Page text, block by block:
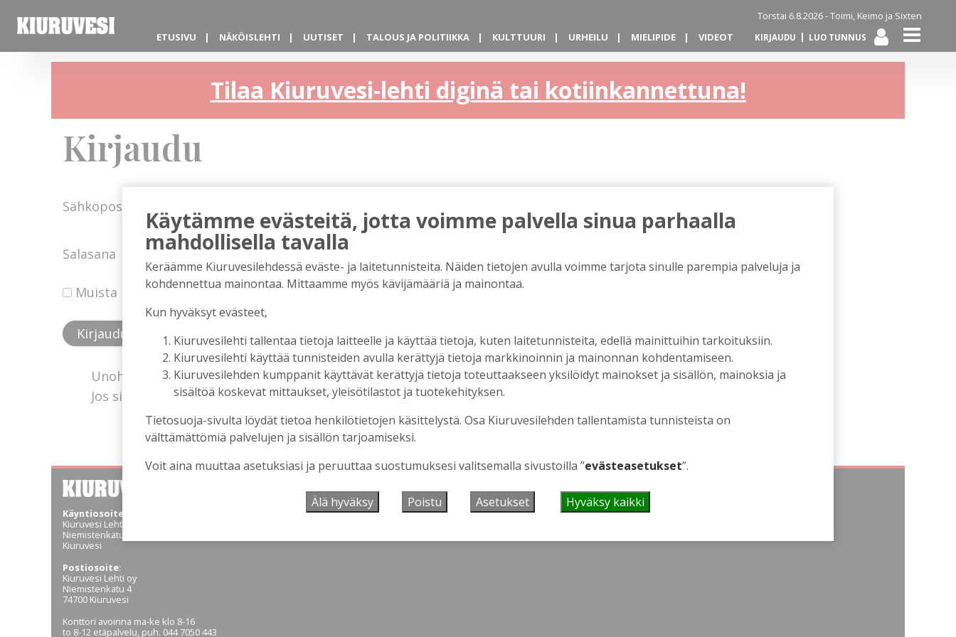
Torstai 6.8.2026 -Toimi, Keimo ja Sixten
ETUSIVU
NÄKÖISLEHTI UUTISET TALOUS JA POLITIIKKA KULTTUURI URHEILU MIELIPIDE VIDEOT KIRJAUDU LUO TUNNUS
Tilaa Kiuruvesi-lehti diginä tai kotiinkannettuna!
Kirjaudu
Sähköposti
Salasana
Muista minut
Unohtuiko salasana?
Jos sinulla ei ole vielä tunnusta, hanki se tästä.
Käyntiosoite
Kiuruvesi Lehti oy
Niemistenkatu 4
Kiuruvesi
Postiosoite:
Kiuruvesi Lehti oy
Niemistenkatu 4
74700 Kiuruvesi
Konttori avoinna ma-ke klo 8-16
to 8-12 etäpalvelu, puh. 044 7050 443
Käytämme evästeitä, jotta voimme palvella sinua parhaalla
mahdollisella tavalla
Keräämme Kiuruvesilehdessä eväste- ja laitetunnisteita. Näiden tietojen avulla voimme tarjota sinulle parempia palveluja ja
kohdennettua mainontaa. Mittaamme myös kävijämääriä ja mainontaa.
Kun hyväksyt evästeet,
Kiuruvesilehti tallentaa tietoja laitteelle ja käyttää tietoja, kuten laitetunnisteita, edellä mainittuihin tarkoituksiin.
Kiuruvesilehti käyttää tunnisteiden avulla kerättyjä tietoja markkinoinnin ja mainonnan kohdentamiseen.
Kiuruvesilehden kumppanit käyttävät kerättyjä tietoja toteuttaakseen yksilöidyt mainokset ja sisällön, mainoksia ja
sisältöä koskevat mittaukset, yleisötilastot ja tuotekehityksen.
Tietosuoja-sivulta löydät tietoa henkilötietojen käsittelystä. Osa Kiuruvesilehden tallentamista tunnisteista on
välttämättömiä palvelujen ja sisällön tarjoamiseksi.
Voit aina muuttaa asetuksiasi ja peruuttaa suostumuksesi valitsemalla sivustoilla ”evästeasetukset”.
Älä hyväksy Poistu Asetukset Hyväksy kaikki